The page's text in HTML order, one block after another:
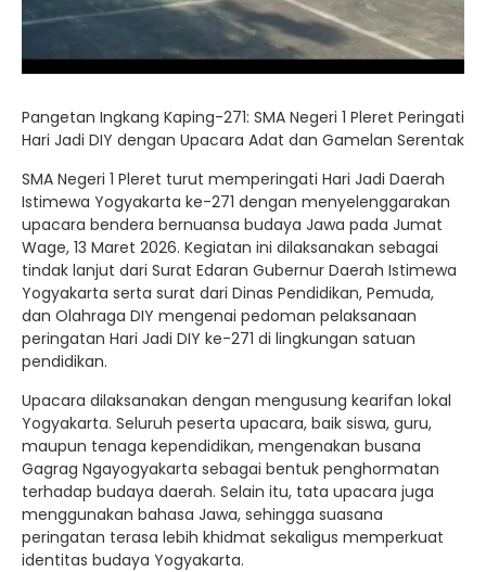
Pangetan Ingkang Kaping-271: SMA Negeri 1 Pleret Peringati
Hari Jadi DIY dengan Upacara Adat dan Gamelan Serentak
SMA Negeri 1 Pleret turut memperingati Hari Jadi Daerah
Istimewa Yogyakarta ke-271 dengan menyelenggarakan
upacara bendera bernuansa budaya Jawa pada Jumat
Wage, 13 Maret 2026. Kegiatan ini dilaksanakan sebagai
tindak lanjut dari Surat Edaran Gubernur Daerah Istimewa
Yogyakarta serta surat dari Dinas Pendidikan, Pemuda,
dan Olahraga DIY mengenai pedoman pelaksanaan
peringatan Hari Jadi DIY ke-271 di lingkungan satuan
pendidikan.
Upacara dilaksanakan dengan mengusung kearifan lokal
Yogyakarta. Seluruh peserta upacara, baik siswa, guru,
maupun tenaga kependidikan, mengenakan busana
Gagrag Ngayogyakarta sebagai bentuk penghormatan
terhadap budaya daerah. Selain itu, tata upacara juga
menggunakan bahasa Jawa, sehingga suasana
peringatan terasa lebih khidmat sekaligus memperkuat
identitas budaya Yogyakarta.